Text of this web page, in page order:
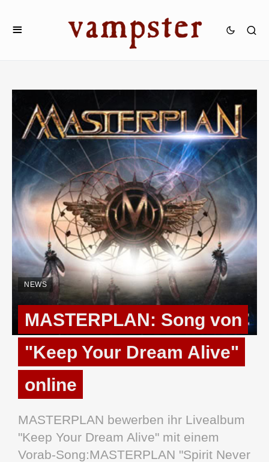
NEWS
MASTERPLAN: Song von
"Keep Your Dream Alive"
online
MASTERPLAN bewerben ihr Livealbum
"Keep Your Dream Alive" mit einem
Vorab-Song:MASTERPLAN "Spirit Never